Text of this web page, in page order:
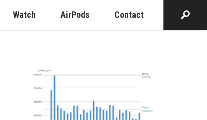
Watch AirPods Contact